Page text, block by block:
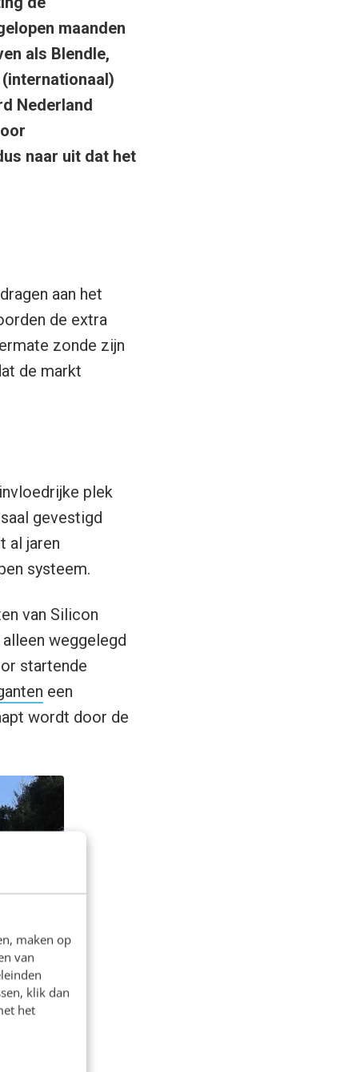
maken op
van
klik dan
het
maanden
als Blendle,
(internationaal)
Nederland
naar uit dat het
aan het
de extra
zonde zijn
de markt
plek
gevestigd
al jaren
systeem.
van Silicon
weggelegd
startende
een
wordt door de